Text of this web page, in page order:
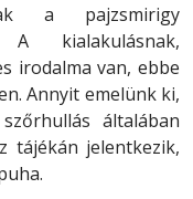
a pajzsmirigy
A kialakulásnak,
irodalma van, ebbe
Annyit emelünk ki,
általában
tájékán jelentkezik,